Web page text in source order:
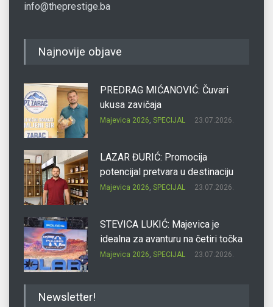
info@theprestige.ba
Najnovije objave
PREDRAG MIĆANOVIĆ: Čuvari
ukusa zavičaja
Majevica 2026, SPECIJAL 23.07.2026.
LAZAR ĐURIĆ: Promocija
potencijal pretvara u destinaciju
Majevica 2026, SPECIJAL 23.07.2026.
STEVICA LUKIĆ: Majevica je
idealna za avanturu na četiri točka
Majevica 2026, SPECIJAL 23.07.2026.
Newsletter!